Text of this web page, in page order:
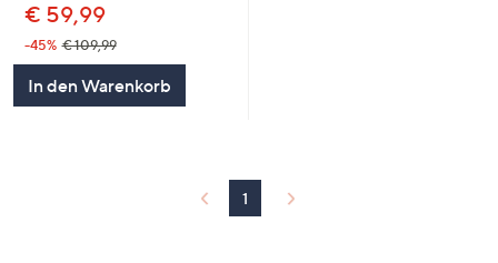
€ 59,99
-45% € 109,99
In den Warenkorb
1